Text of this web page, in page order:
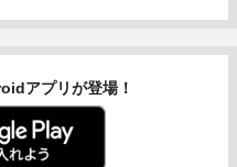
アプリが登場！